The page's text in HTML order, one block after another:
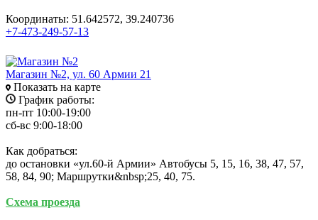
Координаты: 51.642572, 39.240736
+7-473-249-57-13
Магазин №2, ул. 60 Армии 21
Показать на карте
График работы:
пн-пт 10:00-19:00
сб-вс 9:00-18:00
Как добраться:
до остановки «ул.60-й Армии» Автобусы 5, 15, 16, 38, 47, 57,
58, 84, 90; Маршрутки&nbsp;25, 40, 75.
Схема проезда